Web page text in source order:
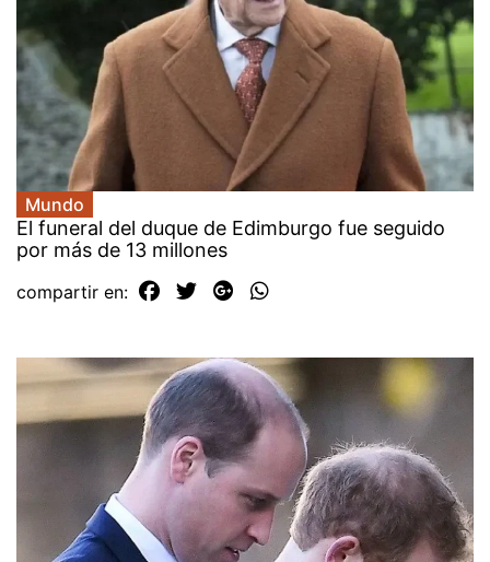
Mundo
El funeral del duque de Edimburgo fue seguido
por más de 13 millones
compartir en: